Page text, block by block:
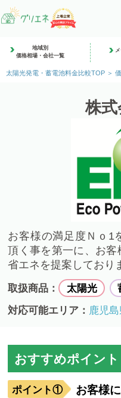
地域別
価格相場・会社一覧
太陽光発電・蓄電池料金比較TOP
株式
お客様の満足度Ｎｏ1
頂く事を第一に、お客
省エネを提案しており
取扱商品： 太陽光
対応可能エリア： 鹿児島
おすすめポイント
お客様